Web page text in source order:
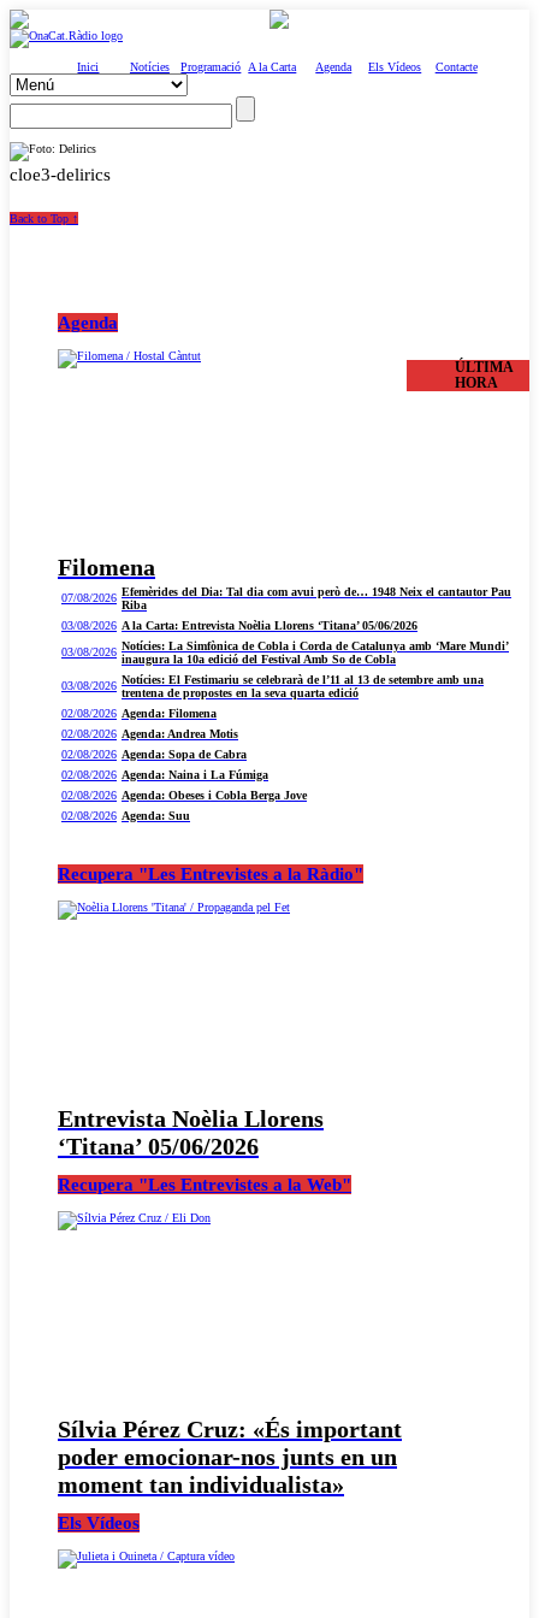
Inici Notícies Programació A la Carta Agenda Els Vídeos Contacte
cloe3-delirics
Back to Top ↑
Agenda
Filomena
ÚLTIMA
HORA
07/08/2026 Efemèrides del Dia: Tal dia com avui però de… 1948 Neix el cantautor Pau
Riba
03/08/2026 A la Carta: Entrevista Noèlia Llorens ‘Titana’ 05/06/2026
03/08/2026 Notícies: La Simfònica de Cobla i Corda de Catalunya amb ‘Mare Mundi’
inaugura la 10a edició del Festival Amb So de Cobla
03/08/2026 Notícies: El Festimariu se celebrarà de l’11 al 13 de setembre amb una
trentena de propostes en la seva quarta edició
02/08/2026 Agenda: Filomena
02/08/2026 Agenda: Andrea Motis
02/08/2026 Agenda: Sopa de Cabra
02/08/2026 Agenda: Naina i La Fúmiga
02/08/2026 Agenda: Obeses i Cobla Berga Jove
02/08/2026 Agenda: Suu
Recupera "Les Entrevistes a la Ràdio"
Entrevista Noèlia Llorens
‘Titana’ 05/06/2026
Recupera "Les Entrevistes a la Web"
Sílvia Pérez Cruz: «És important
poder emocionar-nos junts en un
moment tan individualista»
Els Vídeos